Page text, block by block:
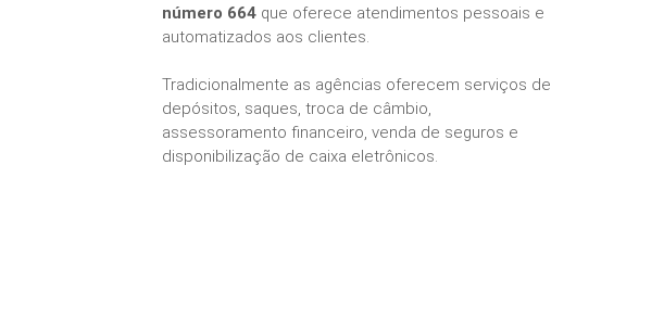
número 664 que oferece atendimentos pessoais e
automatizados aos clientes.
Tradicionalmente as agências oferecem serviços de
depósitos, saques, troca de câmbio,
assessoramento financeiro, venda de seguros e
disponibilização de caixa eletrônicos.